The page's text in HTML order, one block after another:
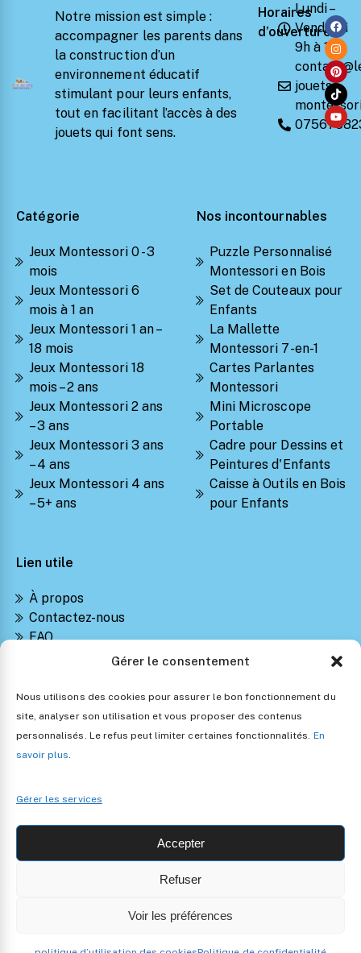
Gérer le consentement
Nous utilisons des cookies pour assurer le bon fonctionnement du
site, analyser son utilisation et vous proposer des contenus
personnalisés. Le refus peut limiter certaines fonctionnalités. En
savoir plus.
Gérer les services
Accepter
Refuser
Voir les préférences
Notre mission est simple :
accompagner les parents dans
la construction d’un
environnement éducatif
stimulant pour leurs enfants,
tout en facilitant l’accès à des
jouets qui font sens.
Horaires
d’ouverture
Lundi –
Vendredi
9h à 18h
jouets-
Catégorie
Jeux Montessori 0 - 3
mois
Jeux Montessori 6
mois à 1 an
Jeux Montessori 1 an –
18 mois
Jeux Montessori 18
mois – 2 ans
Jeux Montessori 2 ans
– 3 ans
Jeux Montessori 3 ans
– 4 ans
Jeux Montessori 4 ans
– 5+ ans
Nos incontournables
Puzzle Personnalisé
Montessori en Bois
Set de Couteaux pour
Enfants
La Mallette
Montessori 7-en-1
Cartes Parlantes
Montessori
Mini Microscope
Portable
Cadre pour Dessins et
Peintures d'Enfants
Caisse à Outils en Bois
pour Enfants
Lien utile
À propos
Contactez-nous
FAQ
Suivre ma commande
Retours et Remboursements
Politique de confidentialité
Conditions générales de vente
Politique d’utilisation des cookies
Copyright 2024 • Les Jouets Montessori •